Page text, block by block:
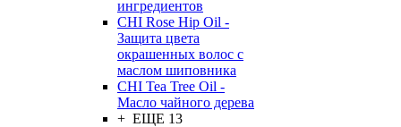
ингредиентов
CHI Rose Hip Oil -
Защита цвета
окрашенных волос с
маслом шиповника
CHI Tea Tree Oil -
Масло чайного дерева
+ ЕЩЕ 13